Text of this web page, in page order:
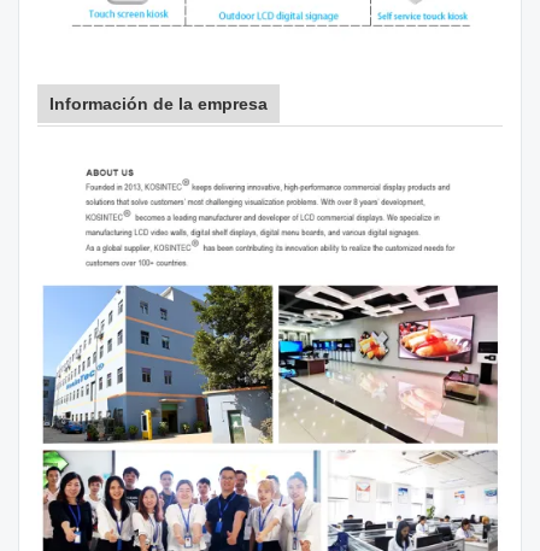
Información de la empresa